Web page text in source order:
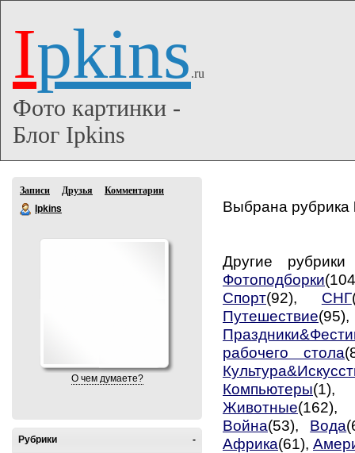
Ipkins .ru
Фото картинки -
Блог Ipkins
Записи Друзья
Комментарии
Ipkins
О чем думаете?
-
Рубрики
Выбрана рубрика
Другие
Фотоподборки
Спорт(92), СНГ
Путешествие
рабочего стола
Компьютеры(1),
Животные
Война(53), Вода
Африка(61),